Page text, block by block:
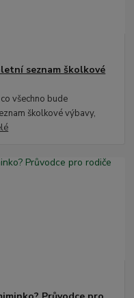
seznam školkové
všechno bude
školkové výbavy,